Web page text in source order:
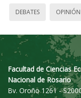
DEBATES OPINIÓN
Facultad de Ciencias
Nacional de Rosario
Bv. Oroño 1261 -